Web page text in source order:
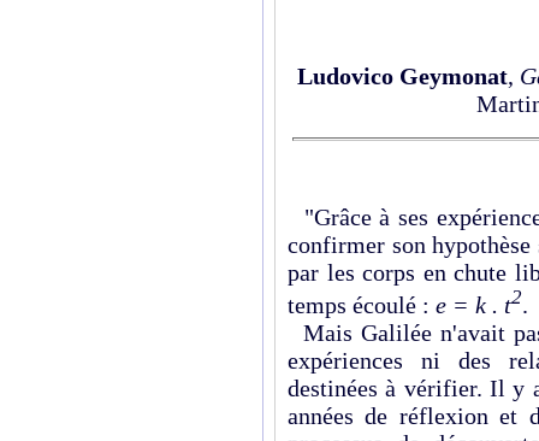
Ludovico Geymonat,
"Grâce à ses
confirmer son
par les corps en chute
temps écoulé : e = k . t2.
Mais Galilée n'avait
expériences ni des
destinées à vérifier. Il y
années de réflexion et